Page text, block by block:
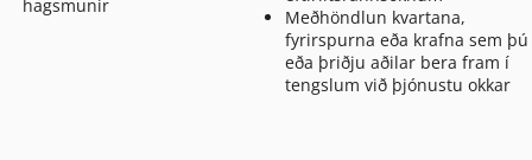
hagsmunir
Meðhöndlun kvartana,
fyrirspurna eða krafna sem þú
eða þriðju aðilar bera fram í
tengslum við þjónustu okkar